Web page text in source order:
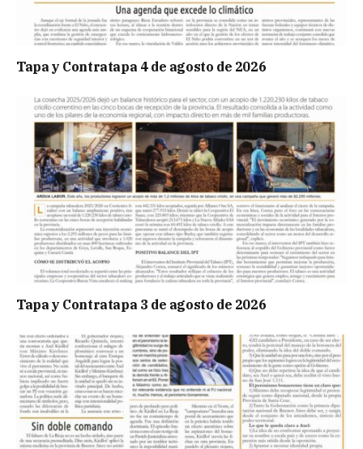
Tapa y Contratapa 4 de agosto de 2026
Tapa y Contratapa 3 de agosto de 2026